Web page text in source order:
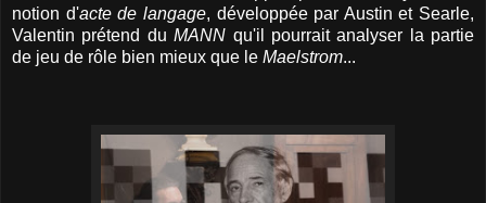
notion d'acte de langage, développée par Austin et Searle,
Valentin prétend duMANN qu'il pourrait analyser la partie
de jeu de rôle bien mieux que le Maelstrom...